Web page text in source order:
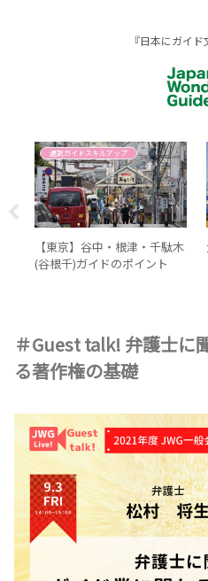
『日本にガイド
通訳ガイドスキルアップ
【東京】谷中・根津・千駄木
(谷根千)ガイドのポイント
＃Guest talk! 弁護士に
る著作権の基礎